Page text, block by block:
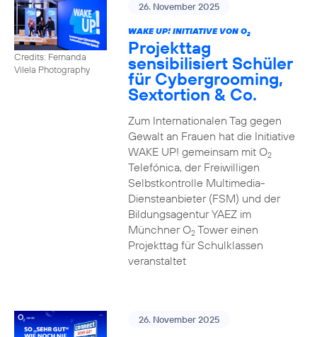
Credits: Fernanda
Vilela Photography
26. November 2025
WAKE UP! INITIATIVE VON O2
Projekttag
sensibilisiert Schüler
für Cybergrooming,
Sextortion & Co.
Zum Internationalen Tag gegen
Gewalt an Frauen hat die Initiative
WAKE UP! gemeinsam mit O2
Telefónica, der Freiwilligen
Selbstkontrolle Multimedia-
Diensteanbieter (FSM) und der
Bildungsagentur YAEZ im
Münchner O2Tower einen
Projekttag für Schulklassen
veranstaltet
26. November 2025